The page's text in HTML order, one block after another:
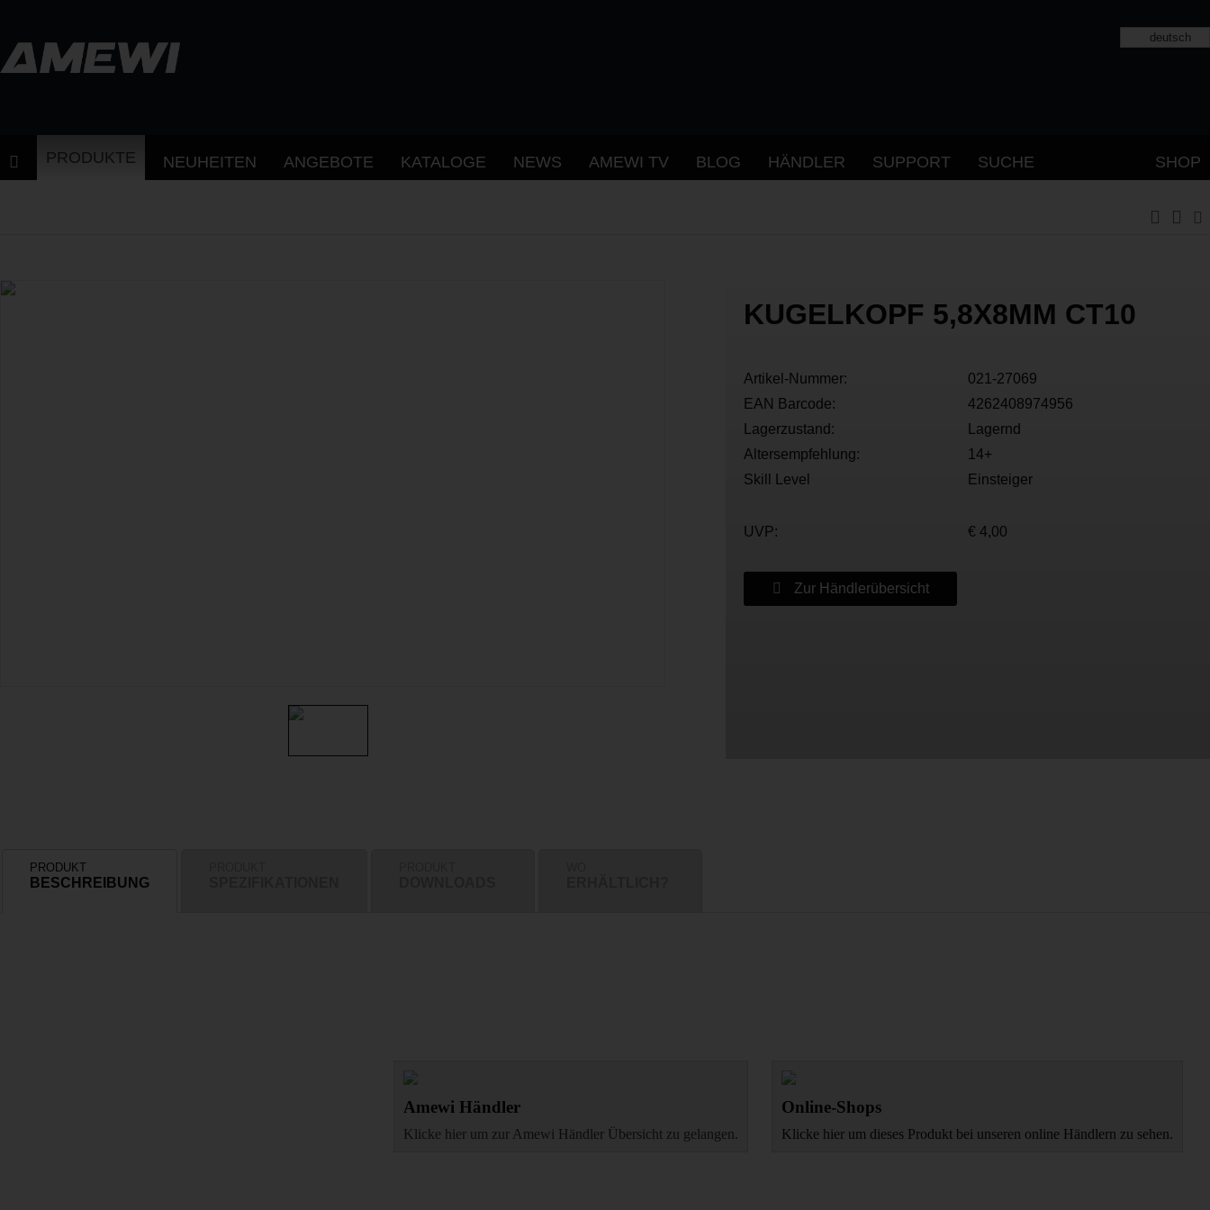
deutsch
PRODUKTE NEUHEITEN ANGEBOTE KATALOGE NEWS AMEWI TV BLOG HÄNDLER SUPPORT SUCHE SHOP
KUGELKOPF 5,8X8MM CT10
Artikel-Nummer:
021-27069
EAN Barcode:
4262408974956
Lagerzustand:
Lagernd
Altersempfehlung:
14+
Skill Level
Einsteiger
UVP: € 4,00
Zur Händlerübersicht
PRODUKT
BESCHREIBUNG
Amewi Händler
Klicke hier um zur Amewi Händler Übersicht zu gelangen.
Online-Shops
Klicke hier um dieses Produkt bei unseren online Händlern zu sehen.